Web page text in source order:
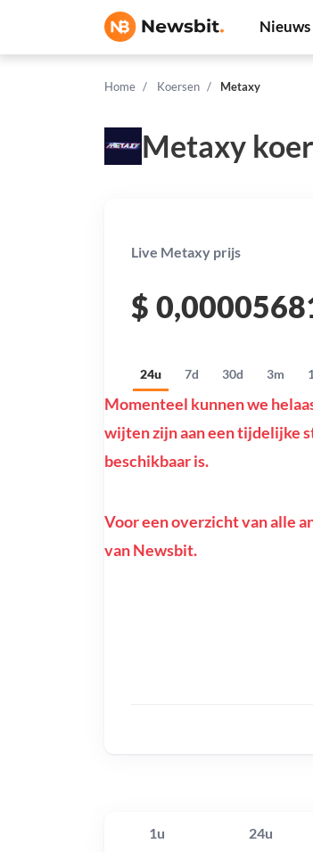
Nieuws
Home Koersen Metaxy
Metaxy
Live Metaxy prijs
$
24u 7d 30d 3m
Momenteel kunnen we
wijten zijn aan een tijdelijke
beschikbaar is.
Voor een overzicht van alle
van Newsbit.
1u 24u